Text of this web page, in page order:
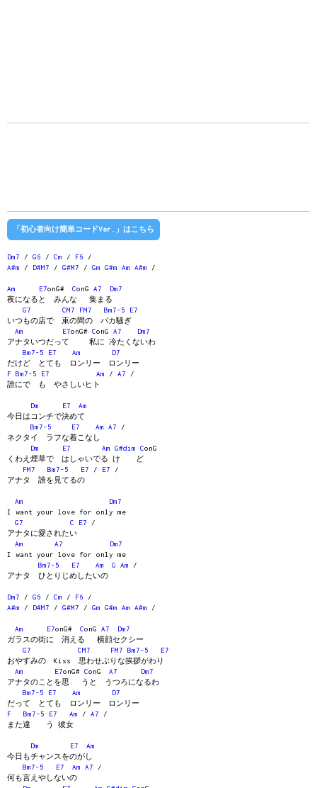
「初心者向け簡単コードVer.」はこちら
Dm7 / G6 / Cm / F6 /
A#m / D#M7 / G#M7 / Gm G#m Am A#m /
Am E7onG# ConG A7
Dm7
夜になると みんな 集まる
G7
CM7 FM7 Bm7-5
E7
いつもの店で 束の間の バカ騒ぎ
Am
E7onG# ConG A7
Dm7
アナタいつだって 私に 冷たくないわ
Bm7-5
E7 Am
D7
だけど とても ロンリー ロンリー
F
Bm7-5 E7 Am / A7 /
誰にで も やさしいヒト
Dm E7
Am
今日はコンチで決めて
Bm7-5
E7 Am A7 /
ネクタイ ラフな着こなし
Dm
E7 Am G#dim ConG
くわえ煙草で はしゃいでる け ど
FM7
Bm7-5 E7 / E7 /
アナタ 誰を見てるの
Am
Dm7
I want your love for only me
G7
C E7 /
アナタに愛されたい
Am
A7
Dm7
I want your love for only me
Bm7-5
E7 Am G Am /
アナタ ひとりじめしたいの
Dm7 / G6 / Cm / F6 /
A#m / D#M7 / G#M7 / Gm G#m Am A#m /
Am E7onG# ConG A7
Dm7
ガラスの街に 消える 横顔セクシー
G7
CM7 FM7 Bm7-5
E7
おやすみの Kiss 思わせぶりな挨拶がわり
Am
E7onG# ConG A7
Dm7
アナタのことを思 うと うつろになるわ
Bm7-5
E7 Am
D7
だって とても ロンリー ロンリー
F
Bm7-5 E7 Am / A7 /
また違 う 彼女
Dm E7
Am
今日もチャンスをのがし
Bm7-5
E7 Am A7 /
何も言えやしないの